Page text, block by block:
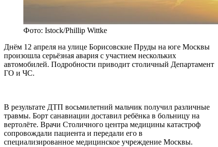
Фото: Istock/Phillip Wittke
Днём 12 апреля на улице Борисовские Пруды на юге Москвы
произошла серьёзная авария с участием нескольких
автомобилей. Подробности приводит столичный Департамент
ГО и ЧС.
В результате ДТП восьмилетний мальчик получил различные
травмы. Борт санавиации доставил ребёнка в больницу на
вертолёте. Врачи Столичного центра медицины катастроф
сопровождали пациента и передали его в
специализированное медицинское учреждение Москвы.